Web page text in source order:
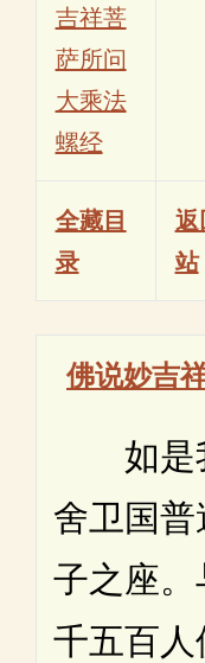
吉祥菩
萨所问
大乘法
螺经
全藏目
录
返
站
佛说妙吉
如是
舍卫国
子之座
千五百